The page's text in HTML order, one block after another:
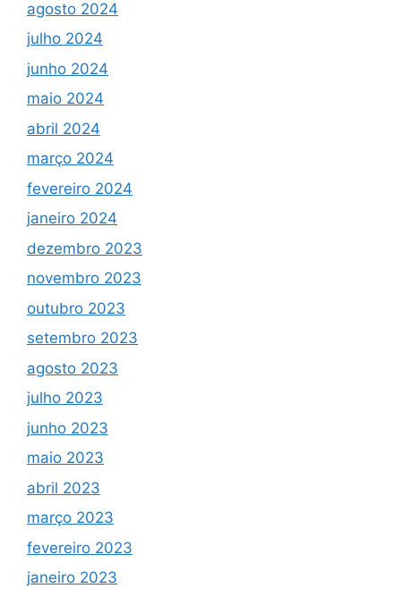
agosto 2024
julho 2024
junho 2024
maio 2024
abril 2024
março 2024
fevereiro 2024
janeiro 2024
dezembro 2023
novembro 2023
outubro 2023
setembro 2023
agosto 2023
julho 2023
junho 2023
maio 2023
abril 2023
março 2023
fevereiro 2023
janeiro 2023